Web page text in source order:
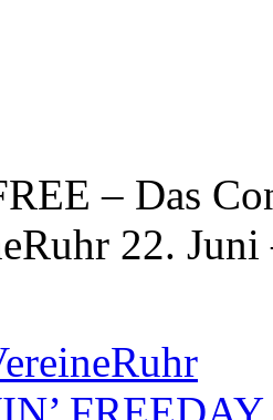
– Das
22.